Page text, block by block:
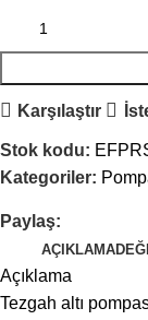
Karşılaştır
Stok kodu:
Kategoriler:
Paylaş:
AÇIKLAMA
Açıklama
Tezgah altı